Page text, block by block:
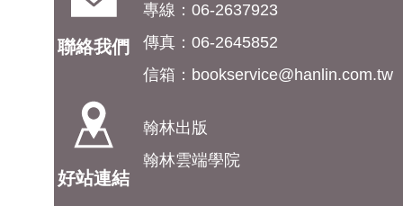
聯絡我們
專線：06-2637923
傳真：06-2645852
信箱： bookservice@hanlin.com.tw
好站連結
翰林出版
翰林雲端學院